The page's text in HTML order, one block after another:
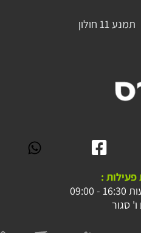
תמנע 11 חולון
:
ו' סגור